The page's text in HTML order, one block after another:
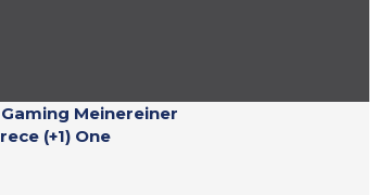
Meinereiner
(+1) One